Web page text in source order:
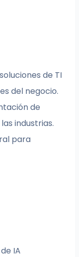
de TI
del negocio.
de
industrias.
para
IA